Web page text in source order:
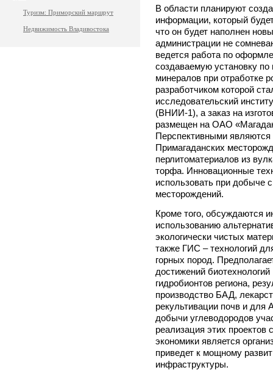
Туризм: Приморский маршрут
Недвижимость Владивостока
В области планируют
информации, который
что он будет наполнен
администрации не
ведется работа по
создаваемую установку
минералов при отработке
разработчиком которой
исследовательский
(ВНИИ-1), а заказ на
размещен на ОАО
Перспективными являются
Примагаданских
перлитоматериалов из
торфа. Инновационные
использовать при добыче
месторождений.
Кроме того, обсуждаются
использованию
экологически чистых
также ГИС – технологий
горных пород.
достижений
гидробионтов региона,
производство БАД,
рекультивации почв и для
добычи углеводородов
реализация этих проектов
экономики является
приведет к мощному
инфраструктуры.